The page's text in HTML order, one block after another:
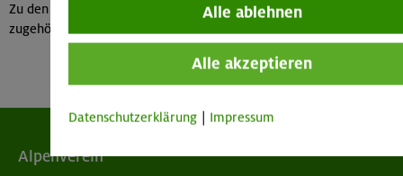
Zu den verfügbaren
Tourenberichten und Bildern 2012
zugehörigen
Alpenverein
Alle ablehnen
Alle akzeptieren
Datenschutzerklärung Impressum